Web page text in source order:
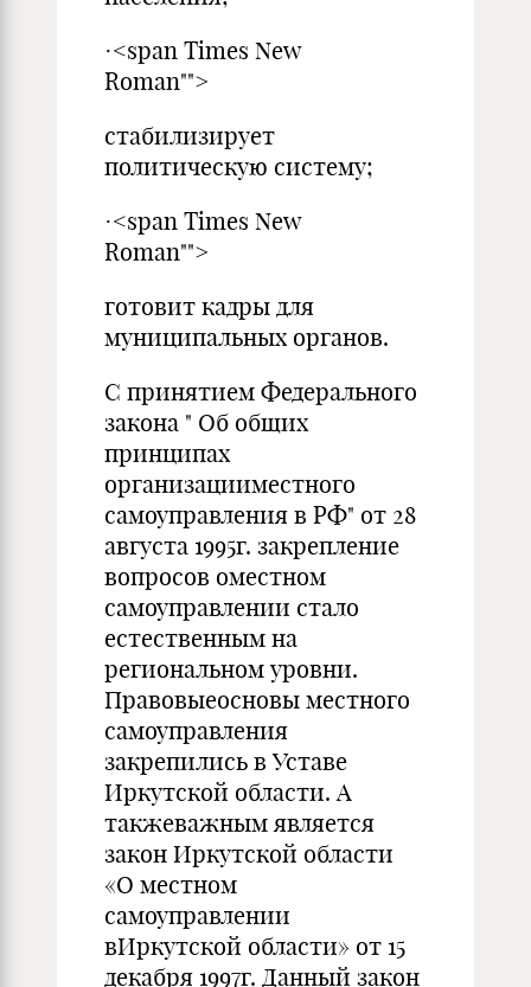
·<span Times New
Roman"">
стабилизирует
политическую систему;
·<span Times New
Roman"">
готовит кадры для
муниципальных органов.
С принятием Федерального
закона " Об общих
принципах
организацииместного
самоуправления в РФ" от 28
августа 1995г. закрепление
вопросов оместном
самоуправлении стало
естественным на
региональном уровни.
Правовыеосновы местного
самоуправления
закрепились в Уставе
Иркутской области. А
такжеважным является
закон Иркутской области
«О местном
самоуправлении
вИркутской области» от 15
декабря 1997г. Данный закон